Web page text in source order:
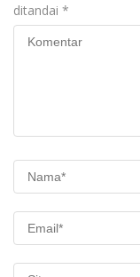
ditandai *